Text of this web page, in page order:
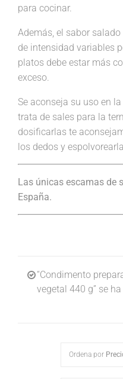
para cocinar.
Además, el sabor
de intensidad variables
platos debe estar más
exceso.
Se aconseja su uso en
trata de sales para la
dosificarlas te
los dedos y
Las únicas escamas de
España.
“Condimento
vegetal 440 g” se
Ordena por